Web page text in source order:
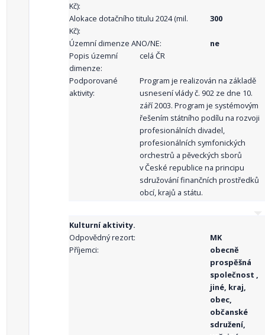
Kč):
Alokace dotačního titulu 2024 (mil.
Kč):
300
Územní dimenze ANO/NE:
ne
Popis územní
dimenze:
celá ČR
Podporované
aktivity:
Program je realizován na základě
usnesení vlády č. 902 ze dne 10.
září 2003. Program je systémovým
řešením státního podílu na rozvoji
profesionálních divadel,
profesionálních symfonických
orchestrů a pěveckých sborů
v České republice na principu
sdružování finančních prostředků
obcí, krajů a státu.
Kulturní aktivity.
Odpovědný rezort:
MK
Příjemci:
obecně
prospěšná
společnost ,
jiné, kraj,
obec,
občanské
sdružení,